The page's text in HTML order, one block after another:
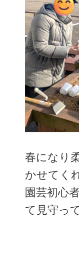
春になり
かせてく
園芸初心
て見守っ